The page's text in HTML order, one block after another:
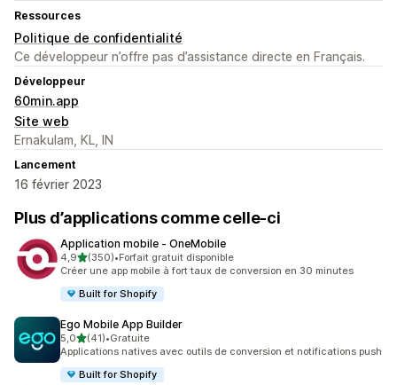
Ressources
Politique de confidentialité
Ce développeur n’offre pas d’assistance directe en Français.
Développeur
60min.app
Site web
Ernakulam, KL, IN
Lancement
16 février 2023
Plus d’applications comme celle-ci
Application mobile ‑ OneMobile
4,9étoile(s) sur 5
(350)
350 avis au total
•Forfait gratuit disponible
Créer une app mobile à fort taux de conversion en 30 minutes
Built for Shopify
Ego Mobile App Builder
5,0étoile(s) sur 5
(41)
41 avis au total
•Gratuite
Applications natives avec outils de conversion et notifications push
Built for Shopify